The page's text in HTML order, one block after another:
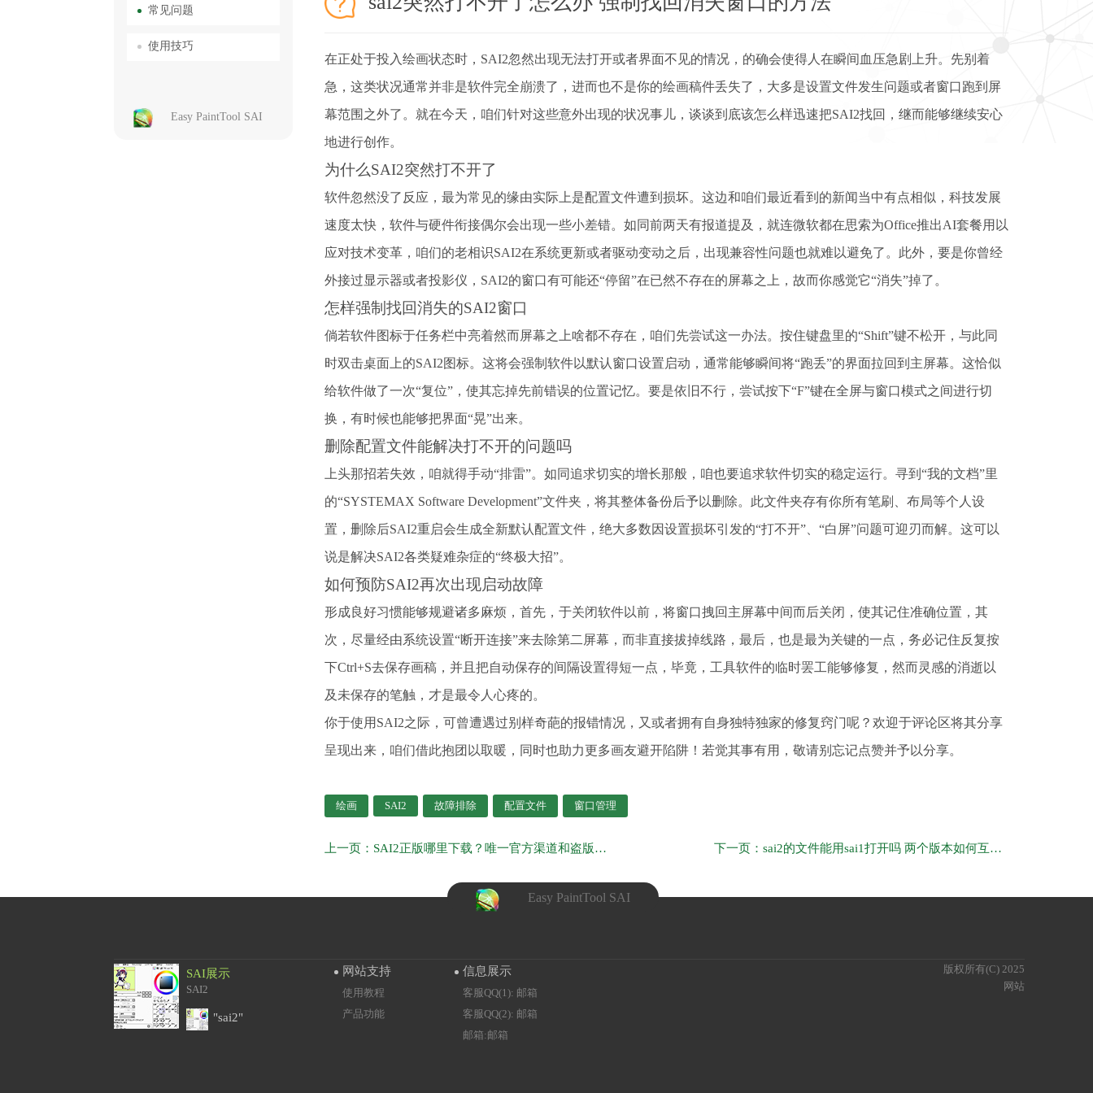
常见问题
使用技巧
Easy PaintTool SAI
在正处于投入绘画状态时，SAI2忽然出现无法打开或者界面不见的情况，的确会使得人在瞬间血压急剧上升。先别着
急，这类状况通常并非是软件完全崩溃了，进而也不是你的绘画稿件丢失了，大多是设置文件发生问题或者窗口跑到屏
幕范围之外了。就在今天，咱们针对这些意外出现的状况事儿，谈谈到底该怎么样迅速把SAI2找回，继而能够继续安心
地进行创作。
为什么SAI2突然打不开了
软件忽然没了反应，最为常见的缘由实际上是配置文件遭到损坏。这边和咱们最近看到的新闻当中有点相似，科技发展
速度太快，软件与硬件衔接偶尔会出现一些小差错。如同前两天有报道提及，就连微软都在思索为Office推出AI套餐用以
应对技术变革，咱们的老相识SAI2在系统更新或者驱动变动之后，出现兼容性问题也就难以避免了。此外，要是你曾经
外接过显示器或者投影仪，SAI2的窗口有可能还“停留”在已然不存在的屏幕之上，故而你感觉它“消失”掉了。
怎样强制找回消失的SAI2窗口
倘若软件图标于任务栏中亮着然而屏幕之上啥都不存在，咱们先尝试这一办法。按住键盘里的“Shift”键不松开，与此同
时双击桌面上的SAI2图标。这将会强制软件以默认窗口设置启动，通常能够瞬间将“跑丢”的界面拉回到主屏幕。这恰似
给软件做了一次“复位”，使其忘掉先前错误的位置记忆。要是依旧不行，尝试按下“F”键在全屏与窗口模式之间进行切
换，有时候也能够把界面“晃”出来。
删除配置文件能解决打不开的问题吗
上头那招若失效，咱就得手动“排雷”。如同追求切实的增长那般，咱也要追求软件切实的稳定运行。寻到“我的文档”里
的“SYSTEMAX Software Development”文件夹，将其整体备份后予以删除。此文件夹存有你所有笔刷、布局等个人设
置，删除后SAI2重启会生成全新默认配置文件，绝大多数因设置损坏引发的“打不开”、“白屏”问题可迎刃而解。这可以
说是解决SAI2各类疑难杂症的“终极大招”。
如何预防SAI2再次出现启动故障
形成良好习惯能够规避诸多麻烦，首先，于关闭软件以前，将窗口拽回主屏幕中间而后关闭，使其记住准确位置，其
次，尽量经由系统设置“断开连接”来去除第二屏幕，而非直接拔掉线路，最后，也是最为关键的一点，务必记住反复按
下Ctrl+S去保存画稿，并且把自动保存的间隔设置得短一点，毕竟，工具软件的临时罢工能够修复，然而灵感的消逝以
及未保存的笔触，才是最令人心疼的。
你于使用SAI2之际，可曾遭遇过别样奇葩的报错情况，又或者拥有自身独特独家的修复窍门呢？欢迎于评论区将其分享
呈现出来，咱们借此抱团以取暖，同时也助力更多画友避开陷阱！若觉其事有用，敬请别忘记点赞并予以分享。
绘画 SAI2 故障排除 配置文件 窗口管理
上一页：SAI2正版哪里下载？唯一官方渠道和盗版识别方法 下一页：sai2的文件能用sai1打开吗 两个版本如何互通保存
Easy PaintTool SAI
SAI展示
SAI2
"sai2"
网站支持
使用教程
产品功能
信息展示
客服QQ(1): 邮箱
客服QQ(2): 邮箱
邮箱:邮箱
版权所有(C) 2025
网站